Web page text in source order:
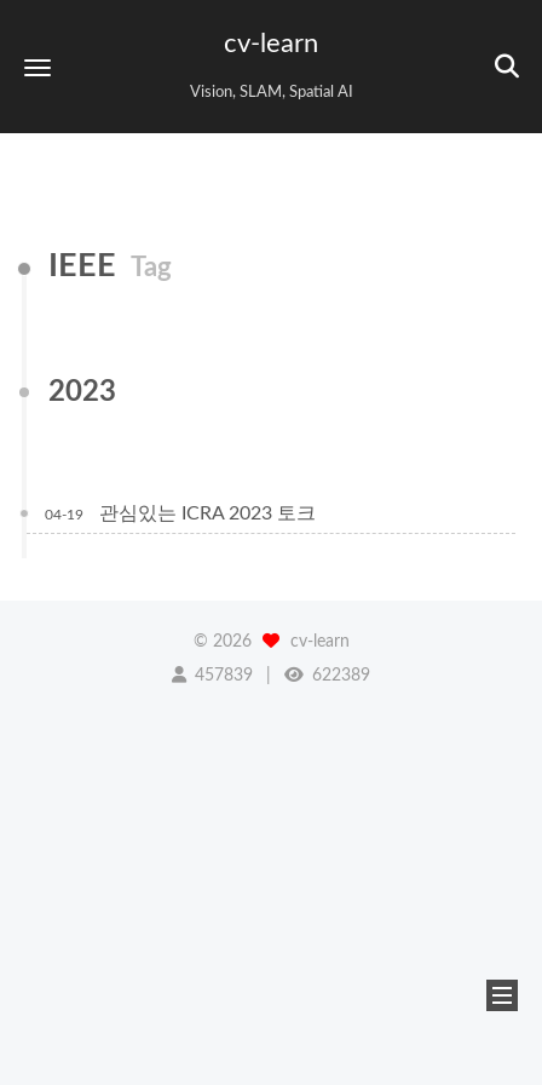
cv-learn
Vision, SLAM, Spatial AI
IEEE Tag
2023
04-19 관심있는 ICRA 2023 토크
© 2026
cv-learn
457839
622389